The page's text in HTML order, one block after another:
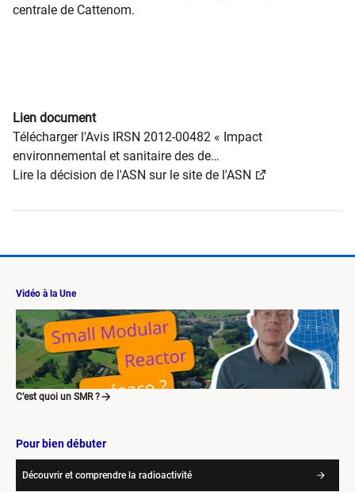
centrale de Cattenom.
Lien document
Télécharger l'Avis IRSN 2012-00482 « Impact
environnemental et sanitaire des de…
Lire la décision de l'ASN sur le site de l'ASN
Vidéo à la Une
C’est quoi un SMR ?
Pour bien débuter
Découvrir et comprendre la radioactivité